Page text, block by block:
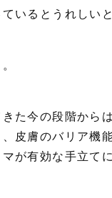
いるとうれしい
た今の段階から
皮膚のバリア機
が有効な手立て